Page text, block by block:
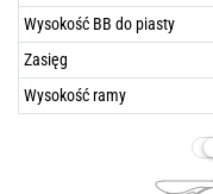
Wysokość BB do piasty
Zasięg
Wysokość ramy